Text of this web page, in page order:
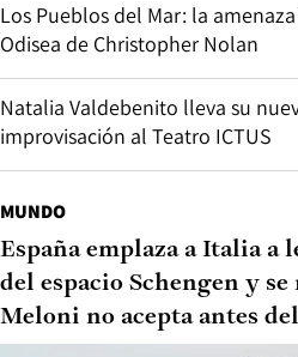
Los Pueblos del Mar: la
Odisea de Christopher Nolan
Natalia Valdebenito lleva su
improvisación al Teatro ICTUS
MUNDO
España emplaza a Italia a
del espacio Schengen y se
Meloni no acepta antes